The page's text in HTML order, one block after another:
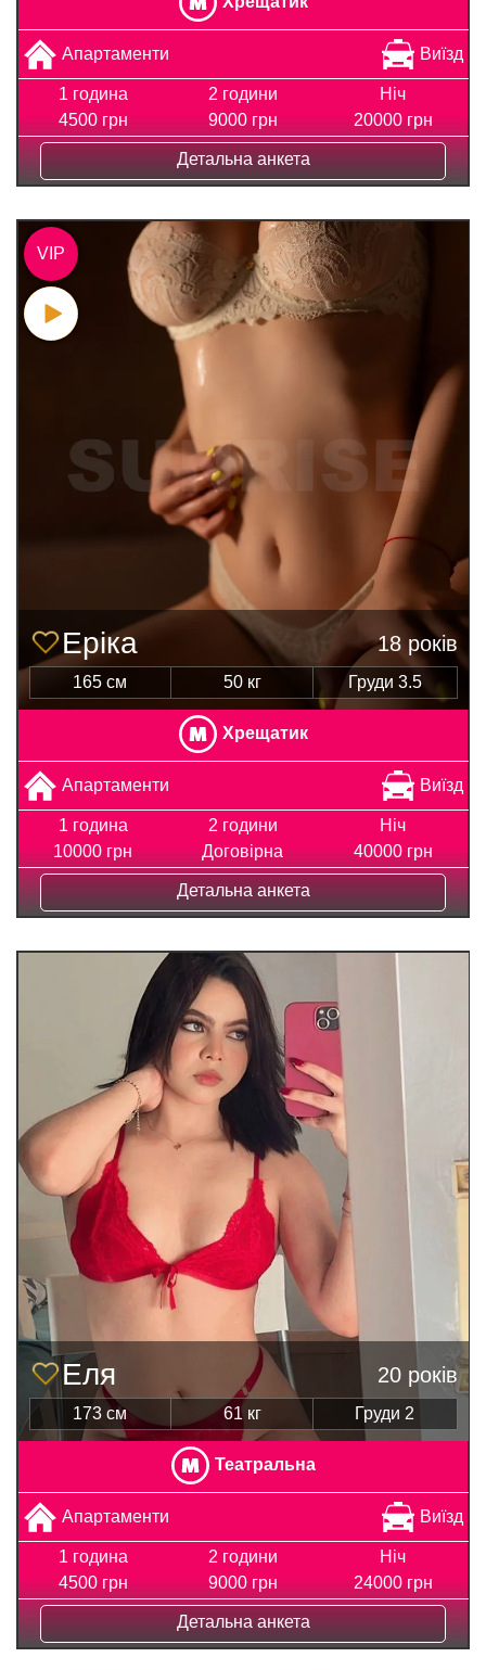
Апартаменти Виїзд
1 година
4500 грн
2 години
9000 грн
Ніч
20000 грн
Детальна анкета
Еріка 18 років
165 см 50 кг Груди 3.5
Хрещатик
Апартаменти Виїзд
1 година
10000 грн
2 години
Договірна
Ніч
40000 грн
Детальна анкета
VIP
Еля 20 років
173 см 61 кг Груди 2
Театральна
Апартаменти Виїзд
1 година
4500 грн
2 години
9000 грн
Ніч
24000 грн
Детальна анкета